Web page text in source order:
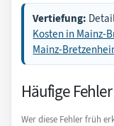
Vertiefung:
Kosten in Mainz-
Mainz-
Häufige
Wer diese Fehler früh